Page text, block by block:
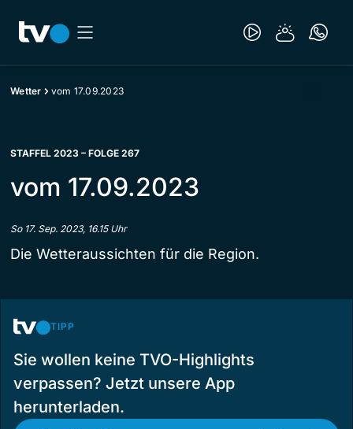
Wetter vom 17.09.2023
STAFFEL 2023 – FOLGE 267
vom 17.09.2023
So 17. Sep. 2023, 16.15 Uhr
Die Wetteraussichten für die Region.
TIPP
Sie wollen keine TVO-Highlights
verpassen? Jetzt unsere App
herunterladen.